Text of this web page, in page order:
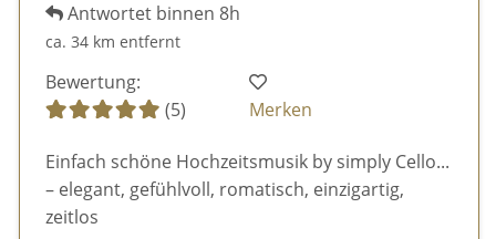
Antwortet binnen 8h
ca. 34 km entfernt
Bewertung:
(5)
Merken
Einfach schöne Hochzeitsmusik by simply Cello...
– elegant, gefühlvoll, romatisch, einzigartig,
zeitlos